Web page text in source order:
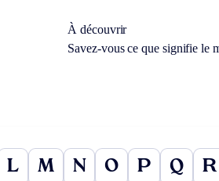
À découvrir
Savez-vous ce que signifie le
L M N O P Q R